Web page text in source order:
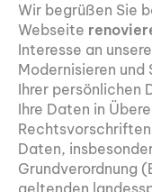
Wir begrüßen Sie
Webseite
Interesse an
Modernisieren und
Ihrer persönlichen
Ihre Daten in
Daten,
Grundverordnung